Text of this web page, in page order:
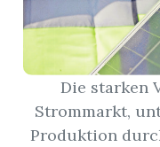
Die starken
Strommarkt,
Produktion